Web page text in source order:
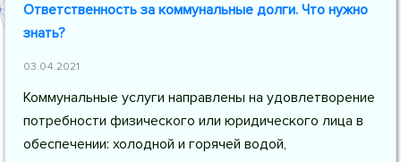
Ответственность за коммунальные долги. Что нужно
знать?
03.04.2021
Коммунальные услуги направлены на удовлетворение
потребности физического или юридического лица в
обеспечении: холодной и горячей водой,